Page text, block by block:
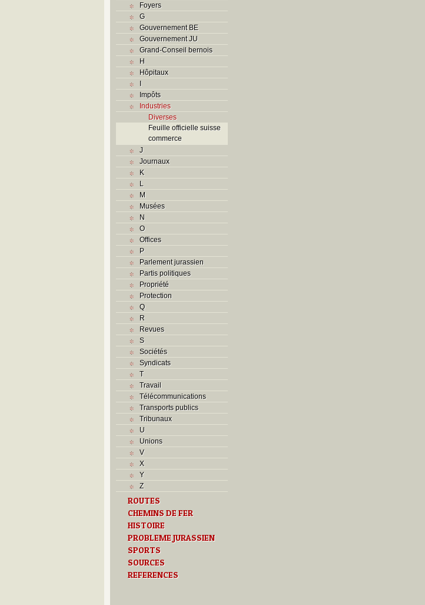
Foyers
G
Gouvernement BE
Gouvernement JU
Grand-Conseil bernois
H
Hôpitaux
I
Impôts
Industries
Diverses
Feuille officielle suisse
commerce
J
Journaux
K
L
M
Musées
N
O
Offices
P
Parlement jurassien
Partis politiques
Propriété
Protection
Q
R
Revues
S
Sociétés
Syndicats
T
Travail
Télécommunications
Transports publics
Tribunaux
U
Unions
V
X
Y
Z
ROUTES
CHEMINS DE FER
HISTOIRE
PROBLEME JURASSIEN
SPORTS
SOURCES
REFERENCES